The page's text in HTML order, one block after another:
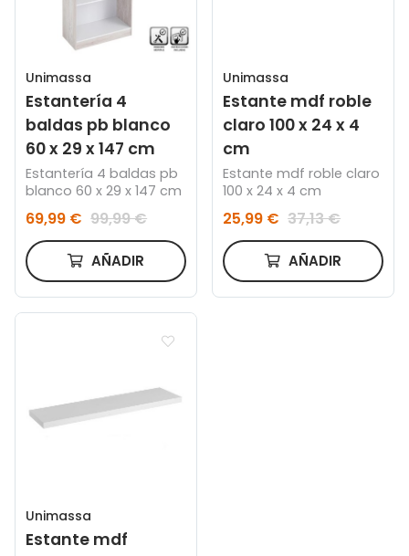
Unimassa
Estantería 4
baldas pb blanco
60 x 29 x 147 cm
Estantería 4 baldas pb
blanco 60 x 29 x 147 cm
69,99 € 99,99 €
AÑADIR
Unimassa
Estante mdf roble
claro 100 x 24 x 4
cm
Estante mdf roble claro
100 x 24 x 4 cm
25,99 € 37,13 €
AÑADIR
Unimassa
Estante mdf